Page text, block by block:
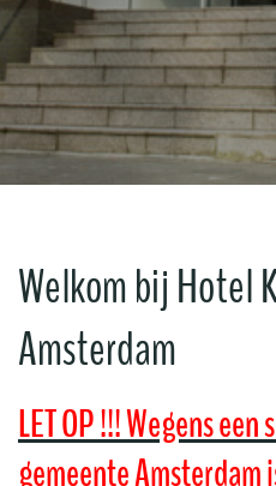
Welkom bij Hotel
Amsterdam
LET OP !!! Wegens
gemeente Amsterdam